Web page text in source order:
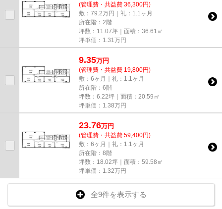
(管理費・共益費 36,300円)
敷：79.2万円｜礼：1.1ヶ月
所在階：2階
坪数：11.07坪｜面積：36.61㎡
坪単価： 1.31 万円
9.35万円
(管理費・共益費 19,800円)
敷：6ヶ月｜礼：1.1ヶ月
所在階：6階
坪数：6.22坪｜面積：20.59㎡
坪単価： 1.38万円
23.76万円
(管理費・共益費 59,400円)
敷：6ヶ月｜礼：1.1ヶ月
所在階：8階
坪数：18.02坪｜面積：59.58㎡
坪単価： 1.32万円
全9件を表示する